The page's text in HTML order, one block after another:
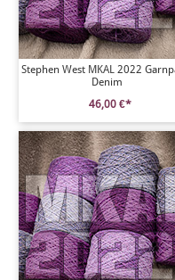
Stephen West MKAL 2022
Denim
46,00 €*